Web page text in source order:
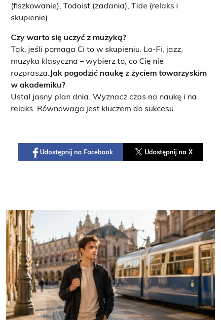
(fiszkowanie), Todoist (zadania), Tide (relaks i
skupienie).
Czy warto się uczyć z muzyką?
Tak, jeśli pomaga Ci to w skupieniu. Lo-Fi, jazz,
muzyka klasyczna – wybierz to, co Cię nie
rozprasza. Jak pogodzić naukę z życiem towarzyskim
w akademiku?
Ustal jasny plan dnia. Wyznacz czas na naukę i na
relaks. Równowaga jest kluczem do sukcesu.
Udostępnij na Facebook Udostępnij na X